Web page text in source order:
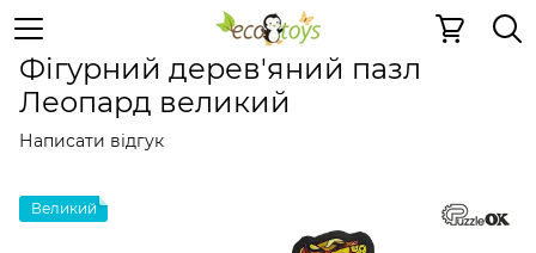
Дерев'яні 2D пазли Дерев'яні 2D
Фігурний дерев'яний пазл
Леопард великий
Написати відгук
Великий